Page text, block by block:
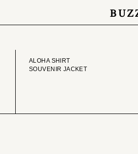
ALOHA SHIRT
SOUVENIR JACKET